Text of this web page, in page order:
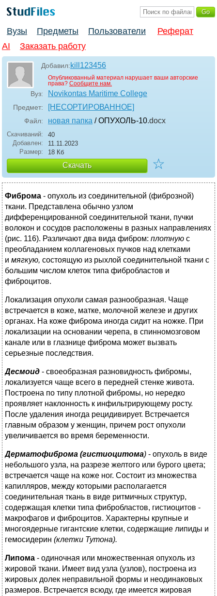
Вузы Предметы Пользователи
Реферат
AI
Заказать работу
Добавил:kill123456
Опубликованный материал нарушает ваши авторские
права? Сообщите нам.
Вуз: Novikontas Maritime College
Предмет: [НЕСОРТИРОВАННОЕ]
Файл: новая папка / ОПУХОЛЬ-10.docx
Скачиваний:
40
Добавлен:
11.11.2023
Размер:
18 Кб
Скачать ☆
Фиброма - опухоль из соединительной (фиброзной)
ткани. Представлена обычно узлом
дифференцированной соединительной ткани, пучки
волокон и сосудов расположены в разных направлениях
(рис. 116). Различают два вида фибром: плотную с
преобладанием коллагеновых пучков над клетками
и мягкую, состоящую из рыхлой соединительной ткани с
большим числом клеток типа фибробластов и
фиброцитов.
Локализация опухоли самая разнообразная. Чаще
встречается в коже, матке, молочной железе и других
органах. На коже фиброма иногда сидит на ножке. При
локализации на основании черепа, в спинномозговом
канале или в глазнице фиброма может вызвать
серьезные последствия.
Десмоид - своеобразная разновидность фибромы,
локализуется чаще всего в передней стенке живота.
Построена по типу плотной фибромы, но нередко
проявляет наклонность к инфильтрирующему росту.
После удаления иногда рецидивирует. Встречается
главным образом у женщин, причем рост опухоли
увеличивается во время беременности.
Дерматофиброма (гистиоцитома) - опухоль в виде
небольшого узла, на разрезе желтого или бурого цвета;
встречается чаще на коже ног. Состоит из множества
капилляров, между которыми располагается
соединительная ткань в виде ритмичных структур,
содержащая клетки типа фибробластов, гистиоцитов -
макрофагов и фиброцитов. Характерны крупные и
многоядерные гигантские клетки, содержащие липиды и
гемосидерин (клетки Тутона).
Липома - одиночная или множественная опухоль из
жировой ткани. Имеет вид узла (узлов), построена из
жировых долек неправильной формы и неодинаковых
размеров. Встречается всюду, где имеется жировая